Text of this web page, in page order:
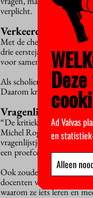
verplicht.
Verkeerde keus
Met de checks hopen ze te
drie eerstejaars stopt met
voor samenleving en
Als scholieren beter
Daarom krijgen ze
Vragenlijstje
“De kritiek van studenten
Michel Rog van het CDA.
vragenlijstje toegestuurd.
een proefcollege volgen.
Ook zouden scholieren in
docenten vertellen over de
waarom ze iets leren en
Ad Valvas
en
Alleen